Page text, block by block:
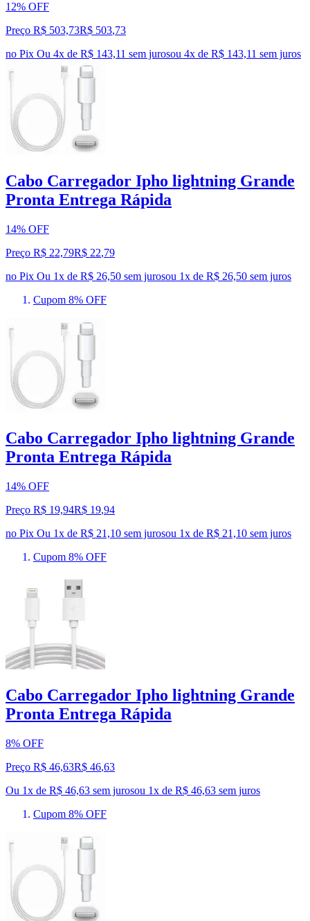
12% OFF
Preço R$ 503,73R$ 503,73
no Pix Ou 4x de R$ 143,11 sem jurosou 4x de R$ 143,11 sem juros
Cabo Carregador Ipho lightning Grande
Pronta Entrega Rápida
14% OFF
Preço R$ 22,79R$ 22,79
no Pix Ou 1x de R$ 26,50 sem jurosou 1x de R$ 26,50 sem juros
Cupom 8% OFF
Cabo Carregador Ipho lightning Grande
Pronta Entrega Rápida
14% OFF
Preço R$ 19,94R$ 19,94
no Pix Ou 1x de R$ 21,10 sem jurosou 1x de R$ 21,10 sem juros
Cupom 8% OFF
Cabo Carregador Ipho lightning Grande
Pronta Entrega Rápida
8% OFF
Preço R$ 46,63R$ 46,63
Ou 1x de R$ 46,63 sem jurosou 1x de R$ 46,63 sem juros
Cupom 8% OFF